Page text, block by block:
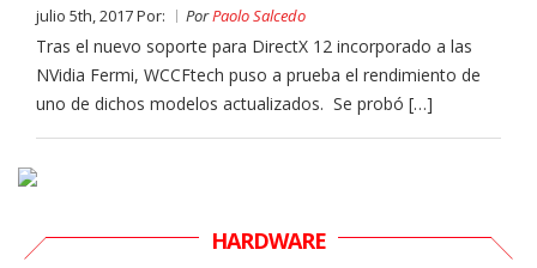
julio 5th, 2017 Por: PorPaolo Salcedo
Tras el nuevo soporte para DirectX 12 incorporado a las
NVidia Fermi, WCCFtech puso a prueba el rendimiento de
uno de dichos modelos actualizados. Se probó […]
HARDWARE